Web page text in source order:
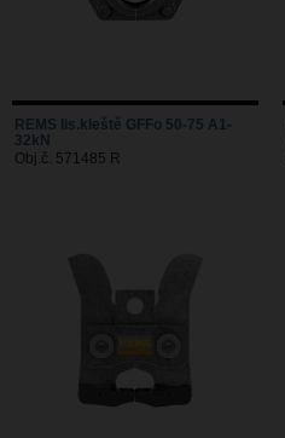
REMS lis.kleště GFFo 50-75 A1-
32kN
Obj.č. 571485 R